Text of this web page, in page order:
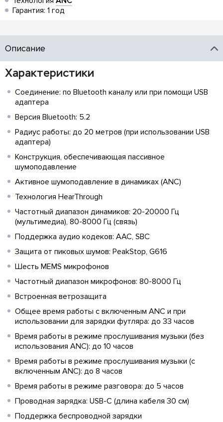
Гарантия: 1 год
Описание
Характеристики
Соединение: по Bluetooth каналу или при помощи USB
адаптера
Версия Bluetooth: 5.2
Радиус работы: до 20 метров (при использовании USB
адаптера)
Конструкция, обеспечивающая пассивное
шумоподавление
Активное шумоподавление в динамиках (ANC)
Технология HearThrough
Частотный диапазон динамиков: 20-20000 Гц
(мультимедиа), 80-8000 Гц (связь)
Поддержка аудио кодеков: AAC, SBC
Защита от пиковых шумов: PeakStop, G616
Шесть MEMS микрофонов
Частотный диапазон микрофонов: 80-8000 Гц
Встроенная ветрозащита
Общее время работы с включенным ANC и при
использовании для зарядки футляра: до 33 часов
Время работы в режиме прослушивания музыки (без
использования ANC): до 10 часов
Время работы в режиме прослушивания музыки (с
включенным ANC): до 8 часов
Время работы в режиме разговора: до 5 часов
Проводная зарядка: USB-C (длина кабеля 30 см)
Поддержка беспроводной зарядки